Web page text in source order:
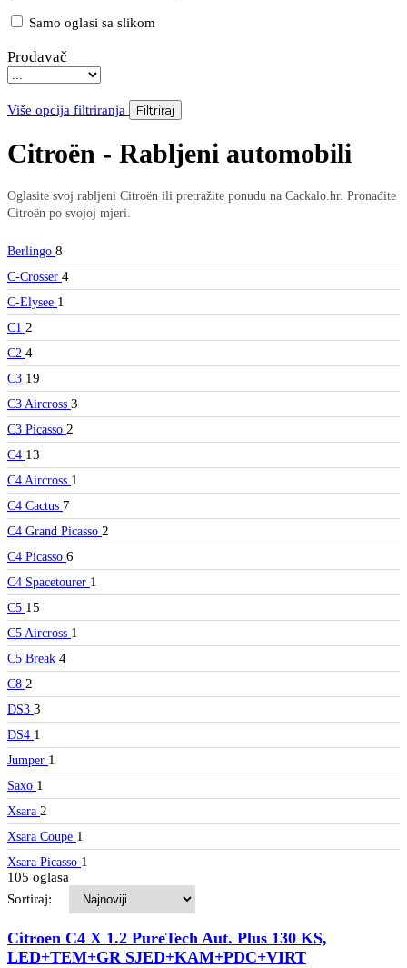
Samo oglasi sa slikom
Prodavač
Više opcija filtriranja Filtriraj
Citroën - Rabljeni automobili
Oglasite svoj rabljeni Citroën ili pretražite ponudu na Cackalo.hr. Pronađite
Citroën po svojoj mjeri.
Berlingo 8
C-Crosser 4
C-Elysee 1
C1 2
C2 4
C3 19
C3 Aircross 3
C3 Picasso 2
C4 13
C4 Aircross 1
C4 Cactus 7
C4 Grand Picasso 2
C4 Picasso 6
C4 Spacetourer 1
C5 15
C5 Aircross 1
C5 Break 4
C8 2
DS3 3
DS4 1
Jumper 1
Saxo 1
Xsara 2
Xsara Coupe 1
Xsara Picasso 1
105 oglasa
Sortiraj:
Citroen C4 X 1.2 PureTech Aut. Plus 130 KS,
LED+TEM+GR SJED+KAM+PDC+VIRT